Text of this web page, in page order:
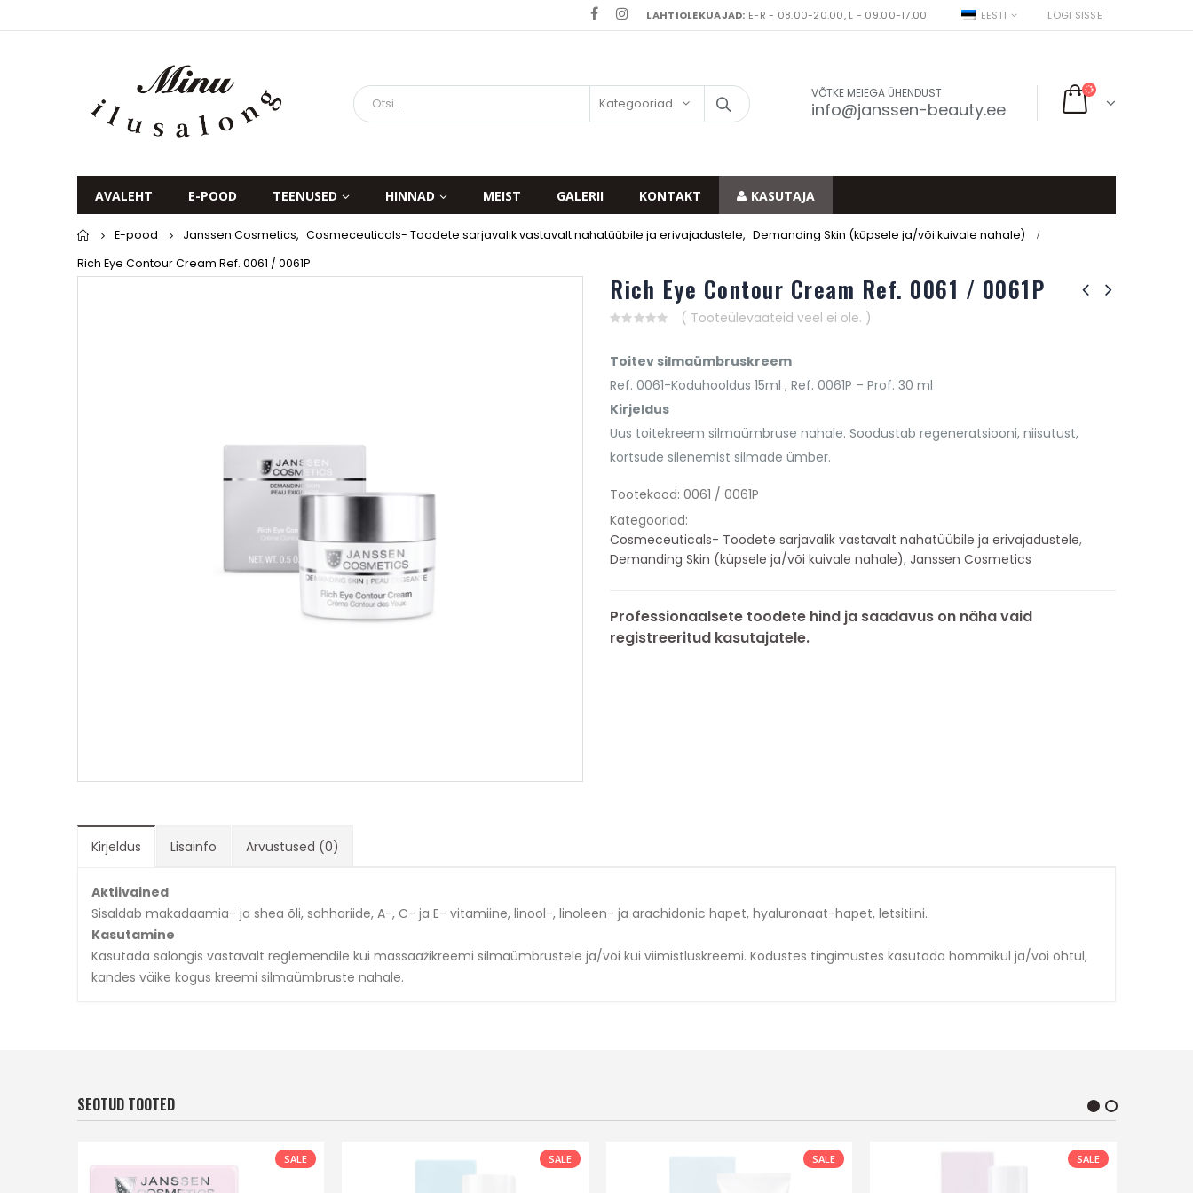
LAHTIOLEKUAJAD: E-R - 08.00-20.00, L - 09.00-17.00 EESTI LOGI SISSE
Kategooriad
VÕTKE MEIEGA ÜHENDUST
info@janssen-beauty.ee
AVALEHT E-POOD TEENUSED HINNAD MEIST GALERII KONTAKT KASUTAJA
Home
E-pood Janssen Cosmetics, Cosmeceuticals- Toodete sarjavalik vastavalt nahatüübile ja erivajadustele, Demanding Skin (küpsele ja/või kuivale nahale)
Rich Eye Contour Cream Ref. 0061 / 0061P
Rich Eye Contour Cream Ref. 0061 / 0061P
of
( Tooteülevaateid veel ei ole. )
Toitev silmaümbruskreem
Ref. 0061-Koduhooldus 15ml , Ref. 0061P – Prof. 30 ml
Kirjeldus
Uus toitekreem silmaümbruse nahale. Soodustab regeneratsiooni, niisutust,
kortsude silenemist silmade ümber.
Tootekood: 0061 / 0061P
Kategooriad:
Cosmeceuticals- Toodete sarjavalik vastavalt nahatüübile ja erivajadustele,
Demanding Skin (küpsele ja/või kuivale nahale), Janssen Cosmetics
Professionaalsete toodete hind ja saadavus on näha vaid
registreeritud kasutajatele.
Kirjeldus Lisainfo Arvustused (0)
Aktiivained
Sisaldab makadaamia- ja shea õli, sahhariide, A-, C- ja E- vitamiine, linool-, linoleen- ja arachidonic hapet, hyaluronaat-hapet, letsitiini.
Kasutamine
Kasutada salongis vastavalt reglemendile kui massaažikreemi silmaümbrustele ja/või kui viimistluskreemi. Kodustes tingimustes kasutada hommikul ja/või õhtul,
kandes väike kogus kreemi silmaümbruste nahale.
SEOTUD TOOTED
SALE SALE SALE SALE